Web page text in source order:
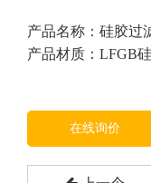
产品名称：硅胶过
产品材质：LFGB
在线询价